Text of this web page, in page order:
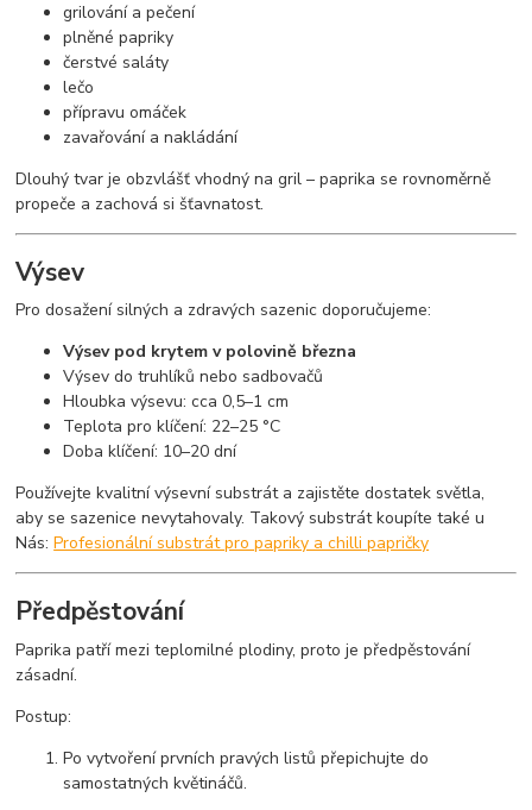
grilování a pečení
plněné papriky
čerstvé saláty
lečo
přípravu omáček
zavařování a nakládání
Dlouhý tvar je obzvlášť vhodný na gril – paprika se rovnoměrně
propeče a zachová si šťavnatost.
Výsev
Pro dosažení silných a zdravých sazenic doporučujeme:
Výsev pod krytem v polovině března
Výsev do truhlíků nebo sadbovačů
Hloubka výsevu: cca 0,5–1 cm
Teplota pro klíčení: 22–25 °C
Doba klíčení: 10–20 dní
Používejte kvalitní výsevní substrát a zajistěte dostatek světla,
aby se sazenice nevytahovaly. Takový substrát koupíte také u
Nás:Profesionální substrát pro papriky a chilli papričky
Předpěstování
Paprika patří mezi teplomilné plodiny, proto je předpěstování
zásadní.
Postup:
Po vytvoření prvních pravých listů přepichujte do
samostatných květináčů.